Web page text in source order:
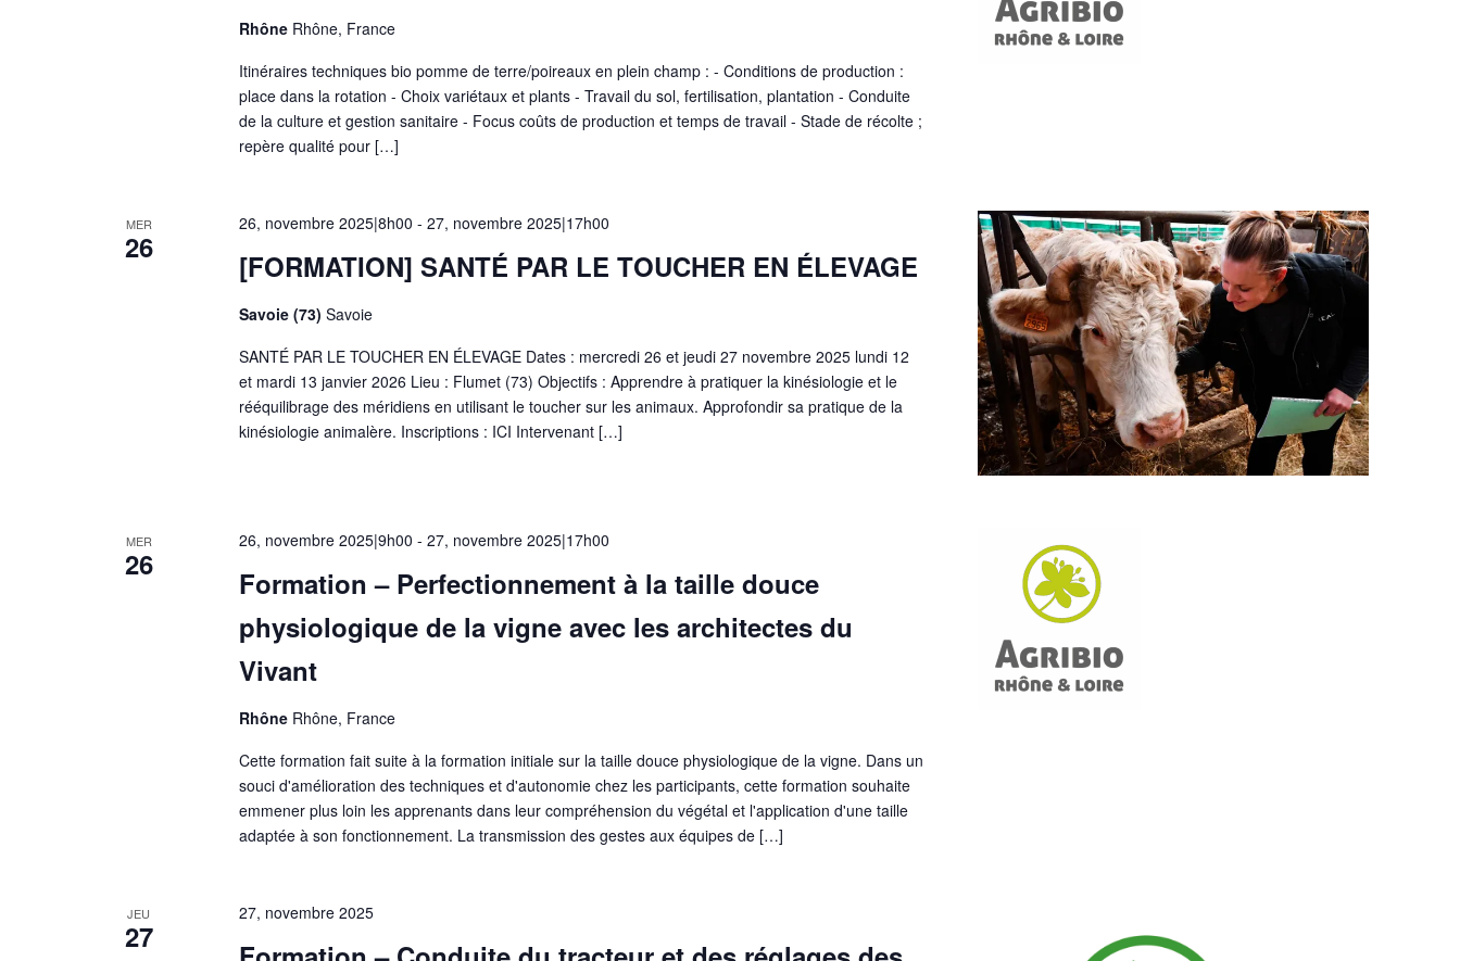
Rhône Rhône, France
Itinéraires techniques bio pomme de terre/poireaux en plein champ : - Conditions de production :
place dans la rotation - Choix variétaux et plants - Travail du sol, fertilisation, plantation - Conduite
de la culture et gestion sanitaire - Focus coûts de production et temps de travail - Stade de récolte ;
repère qualité pour […]
MER
26
[FORMATION] SANTÉ PAR LE TOUCHER EN ÉLEVAGE
26, novembre 2025|8h00 - 27, novembre 2025|17h00
Savoie (73) Savoie
SANTÉ PAR LE TOUCHER EN ÉLEVAGE Dates : mercredi 26 et jeudi 27 novembre 2025 lundi 12
et mardi 13 janvier 2026 Lieu : Flumet (73) Objectifs : Apprendre à pratiquer la kinésiologie et le
rééquilibrage des méridiens en utilisant le toucher sur les animaux. Approfondir sa pratique de la
kinésiologie animalère. Inscriptions : ICI Intervenant […]
MER
26
Formation – Perfectionnement à la taille douce
physiologique de la vigne avec les architectes du
Vivant
26, novembre 2025|9h00 - 27, novembre 2025|17h00
Rhône Rhône, France
Cette formation fait suite à la formation initiale sur la taille douce physiologique de la vigne. Dans un
souci d'amélioration des techniques et d'autonomie chez les participants, cette formation souhaite
emmener plus loin les apprenants dans leur compréhension du végétal et l'application d'une taille
adaptée à son fonctionnement. La transmission des gestes aux équipes de […]
JEU
27
27, novembre 2025